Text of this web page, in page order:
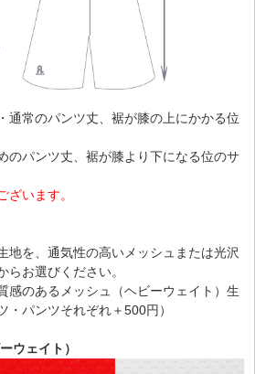
通常のパンツ丈、裾が膝の上にかかる位
のパンツ丈、裾が膝より下になる位のサ
います。
地を、通気性の高いメッシュまたは光沢
らお選びください。
感のあるメッシュ（ヘビーウェイト）生
・パンツそれぞれ＋500円）
ウェイト）